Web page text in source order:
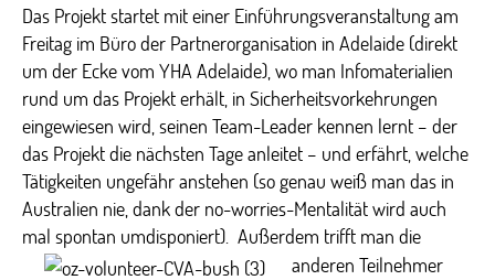
Das Projekt startet mit einer Einführungsveranstaltung am
Freitag im Büro der Partnerorganisation in Adelaide (direkt
um der Ecke vom YHA Adelaide), wo man Infomaterialien
rund um das Projekt erhält, in Sicherheitsvorkehrungen
eingewiesen wird, seinen Team-Leader kennen lernt – der
das Projekt die nächsten Tage anleitet – und erfährt, welche
Tätigkeiten ungefähr anstehen (so genau weiß man das in
Australien nie, dank der no-worries-Mentalität wird auch
mal spontan umdisponiert). Außerdem trifft man die
anderen Teilnehmer